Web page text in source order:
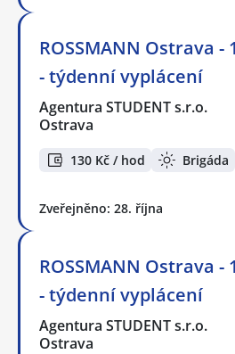
ROSSMANN Ostrava -
- týdenní vyplácení
Agentura STUDENT s.r.o.
Ostrava
130 Kč / hod Brigáda
Zveřejněno: 28. října
ROSSMANN Ostrava -
- týdenní vyplácení
Agentura STUDENT s.r.o.
Ostrava